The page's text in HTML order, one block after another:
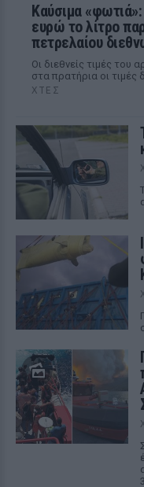
Καύσιμα
ευρώ το λίτρο
πετρελαίου
Οι διεθνείς τιμές του
στα πρατήρια οι τιμές
ΧΤΕΣ